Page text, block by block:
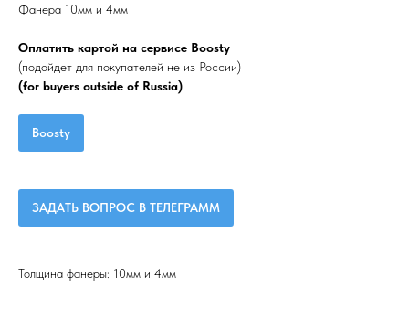
Фанера 10мм и 4мм
Оплатить картой на сервисе Boosty
(подойдет для покупателей не из России)
(for buyers outside of Russia)
Boosty
ЗАДАТЬ ВОПРОС В ТЕЛЕГРАММ
Толщина фанеры: 10мм и 4мм